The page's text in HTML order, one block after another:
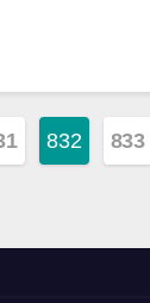
832 833